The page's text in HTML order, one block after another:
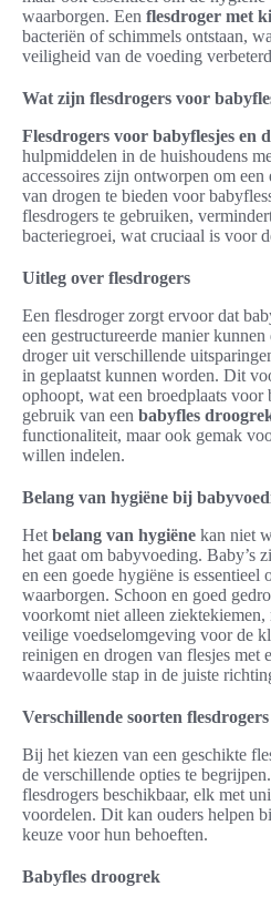
waarborgen. Een flesdroger met
bacteriën of schimmels ontstaan,
veiligheid van de voeding
Wat zijn flesdrogers voor
Flesdrogers voor babyflesjes en
hulpmiddelen in de huishoudens
accessoires zijn ontworpen om
van drogen te bieden voor
flesdrogers te gebruiken,
bacteriegroei, wat cruciaal is voor
Uitleg over flesdrogers
Een flesdroger zorgt ervoor dat
een gestructureerde manier kunnen
droger uit verschillende
in geplaatst kunnen worden. Dit
ophoopt, wat een broedplaats
gebruik van een babyfles
functionaliteit, maar ook gemak
willen indelen.
Belang van hygiëne bij
Het belang van hygiëne kan niet
het gaat om babyvoeding. Baby’s
en een goede hygiëne is essentieel
waarborgen. Schoon en goed
voorkomt niet alleen ziektekiemen,
veilige voedselomgeving voor de
reinigen en drogen van flesjes met
waardevolle stap in de juiste
Verschillende soorten flesdrogers
Bij het kiezen van een geschikte
de verschillende opties te
flesdrogers beschikbaar, elk met
voordelen. Dit kan ouders helpen
keuze voor hun behoeften.
Babyfles droogrek